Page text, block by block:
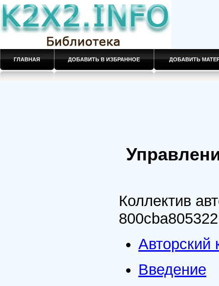
ГЛАВНАЯ ДОБАВИТЬ В ИЗБРАННОЕ ДОБАВИТЬ
Коллектив
800cba805322
Авторский
Введение